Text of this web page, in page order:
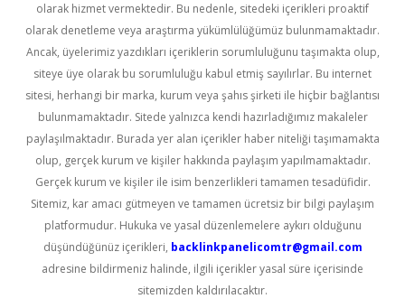
olarak hizmet vermektedir. Bu nedenle, sitedeki içerikleri proaktif
olarak denetleme veya araştırma yükümlülüğümüz bulunmamaktadır.
Ancak, üyelerimiz yazdıkları içeriklerin sorumluluğunu taşımakta olup,
siteye üye olarak bu sorumluluğu kabul etmiş sayılırlar. Bu internet
sitesi, herhangi bir marka, kurum veya şahıs şirketi ile hiçbir bağlantısı
bulunmamaktadır. Sitede yalnızca kendi hazırladığımız makaleler
paylaşılmaktadır. Burada yer alan içerikler haber niteliği taşımamakta
olup, gerçek kurum ve kişiler hakkında paylaşım yapılmamaktadır.
Gerçek kurum ve kişiler ile isim benzerlikleri tamamen tesadüfidir.
Sitemiz, kar amacı gütmeyen ve tamamen ücretsiz bir bilgi paylaşım
platformudur. Hukuka ve yasal düzenlemelere aykırı olduğunu
düşündüğünüz içerikleri, backlinkpanelicomtr@gmail.com
adresine bildirmeniz halinde, ilgili içerikler yasal süre içerisinde
sitemizden kaldırılacaktır.